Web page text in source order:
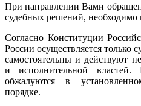
При направлении Вами
судебных решений, необходимо
Согласно Конституции
России осуществляется только
самостоятельны и действуют
и исполнительной властей.
обжалуются в
порядке.